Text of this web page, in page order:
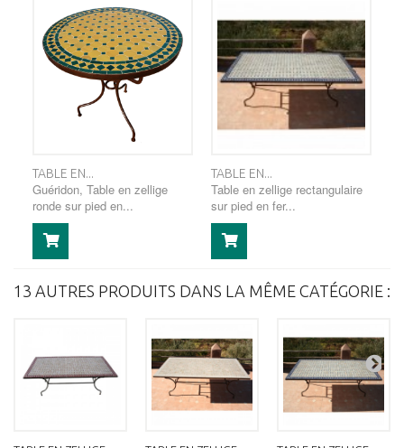
TABLE EN...
Guéridon, Table en zellige
ronde sur pied en...
TABLE EN...
Table en zellige rectangulaire
sur pied en fer...
13 AUTRES PRODUITS DANS LA MÊME CATÉGORIE :